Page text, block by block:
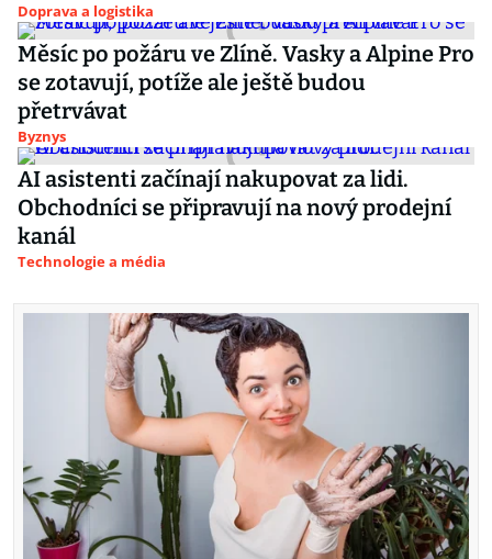
Doprava a logistika
Měsíc po požáru ve Zlíně. Vasky a Alpine Pro
se zotavují, potíže ale ještě budou
přetrvávat
Byznys
AI asistenti začínají nakupovat za lidi.
Obchodníci se připravují na nový prodejní
kanál
Technologie a média